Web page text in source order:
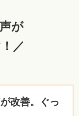
が
／
改善。ぐっ